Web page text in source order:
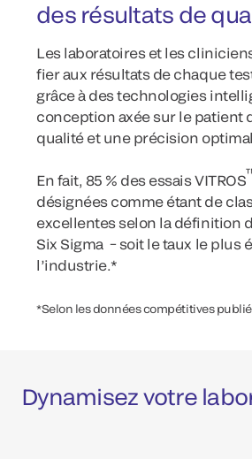
des résultats de
Les laboratoires et les
fier aux résultats de chaque
grâce à des technologies
conception axée sur le patient
qualité et une précision
En fait, 85 % des essais VITROS
désignées comme étant de
excellentes selon la définition
Six Sigma − soit le taux le plus
l’industrie.*
*Selon les données compétitives
Dynamisez votre